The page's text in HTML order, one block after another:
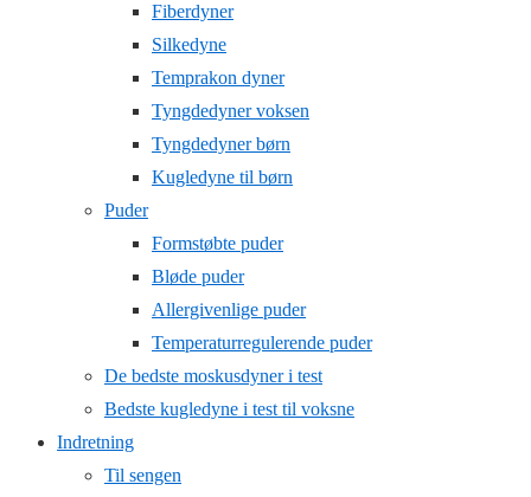
Fiberdyner
Silkedyne
Temprakon dyner
Tyngdedyner voksen
Tyngdedyner børn
Kugledyne til børn
Puder
Formstøbte puder
Bløde puder
Allergivenlige puder
Temperaturregulerende puder
De bedste moskusdyner i test
Bedste kugledyne i test til voksne
Indretning
Til sengen